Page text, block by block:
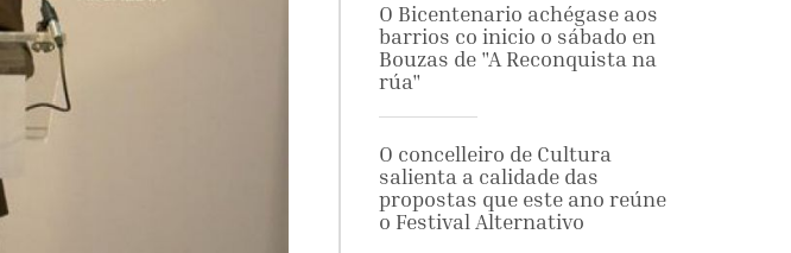
O Bicentenario achégase aos
barrios co inicio o sábado en
Bouzas de "A Reconquista na
rúa"
O concelleiro de Cultura
salienta a calidade das
propostas que este ano reúne
o Festival Alternativo